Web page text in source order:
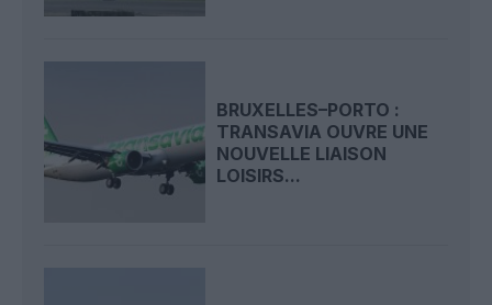
BRUXELLES–PORTO :
TRANSAVIA OUVRE UNE
NOUVELLE LIAISON
LOISIRS...